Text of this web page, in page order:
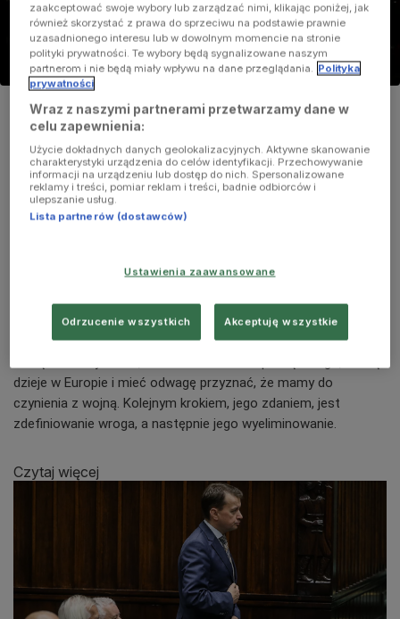
Napis "Brussels" (Bruksela) wyświetlany na fasadzie Stadionu
Narodowego w Warszawie w ramach solidarności z belgijską
stolicą, w której doszło do zamachów terrorystycznych
(Komentatorzy/Trójka)
Piotr Gabryel z tygodnika"doRzeczy" mówi, że aby rozpocząć
dzieje w Europie i mieć odwagę przyznać, że mamy do
czynienia z wojną. Kolejnym krokiem, jego zdaniem, jest
zdefiniowanie wroga, a następnie jego wyeliminowanie.
Czytaj więcej
zaakceptować swoje wybory lub zarządzać nimi, klikając poniżej, jak
również skorzystać z prawa do sprzeciwu na podstawie prawnie
uzasadnionego interesu lub w dowolnym momencie na stronie
polityki prywatności. Te wybory będą sygnalizowane naszym
partnerom i nie będą miały wpływu na dane przeglądania. Polityka
prywatności
Wraz z naszymi partnerami przetwarzamy dane w
celu zapewnienia:
Użycie dokładnych danych geolokalizacyjnych. Aktywne skanowanie
charakterystyki urządzenia do celów identyfikacji. Przechowywanie
informacji na urządzeniu lub dostęp do nich. Spersonalizowane
reklamy i treści, pomiar reklam i treści, badnie odbiorców i
ulepszanie usług.
Lista partnerów (dostawców)
Ustawienia zaawansowane
Odrzucenie wszystkich Akceptuję wszystkie